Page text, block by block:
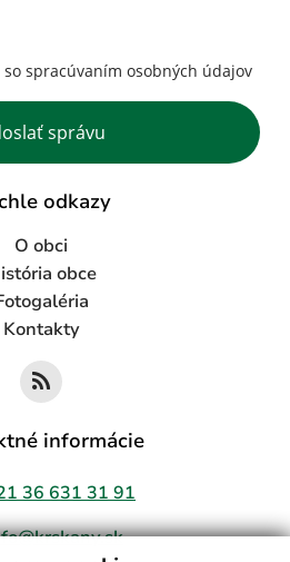
so spracúvaním osobných údajov
správu
odkazy
O obci
obce
Kontakty
informácie
36 631 31 91